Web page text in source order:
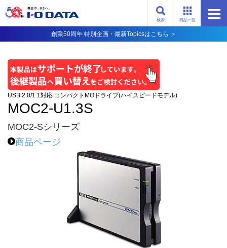
商品一覧
検索
創業50周年 特別企画・最新Topicsはこちら ＞
USB 2.0/1.1対応 コンパクトMOドライブ(ハイスピードモデル)
MOC2-U1.3S
MOC2-Sシリーズ
商品ページ